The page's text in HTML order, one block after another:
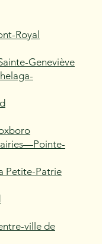
Royal
Geneviève
Petite-Patrie
ville de